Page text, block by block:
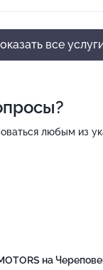
все
любым из
на